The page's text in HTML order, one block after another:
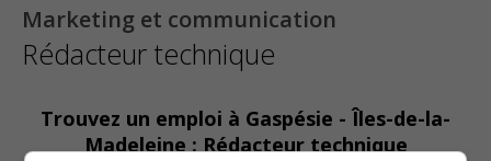
Marketing et communication
Rédacteur technique
Trouvez un emploi à Gaspésie - Îles-de-la-
Madeleine : Rédacteur technique